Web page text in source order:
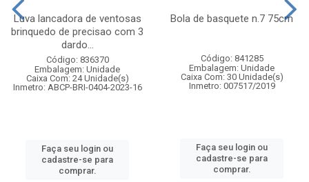
Luva lancadora de ventosas
brinquedo de precisao com 3
dardo...
Código: 836370
Embalagem: Unidade
Caixa Com: 24 Unidade(s)
Inmetro: ABCP-BRI-0404-2023-16
Faça seu login ou
cadastre-se para
comprar.
Bola de basquete n.7 75cm
Código: 841285
Embalagem: Unidade
Caixa Com: 30 Unidade(s)
Inmetro: 007517/2019
Faça seu login ou
cadastre-se para
comprar.